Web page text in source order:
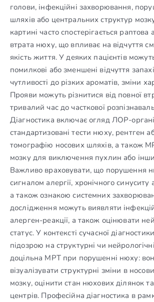
голови, інфекційні захворювання,
шляхів або центральних структур
картині часто спостерігається раптова
втрата нюху, що впливає на відчуття
якість життя. У деяких пацієнтів
помилкові або зменшені відчуття
чутливості до різких ароматів, зміни
Прояви можуть різнитися від повної
тривалий час до часткової
Діагностика включає огляд ЛОР-
стандартизовані тести нюху, рентген
томографію носових шляхів, а також
мозку для виключення пухлин або
Важливо враховувати, що порушення
сигналом алергії, хронічного синуситу
а також ознакою системних
дослідження можуть виявляти
алерген-реакції, а також оцінювати
статус. У контексті сучасної
підозрою на структурні чи
доцільна МРТ при порушенні нюху:
візуалізувати структурні зміни в
мозку, оцінити стан нюхових ділянок
центрів. Професійна діагностика в